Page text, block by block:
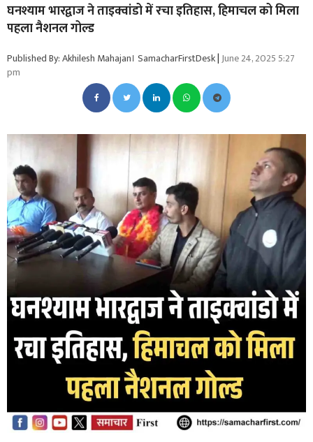
घनश्याम भारद्वाज ने ताइक्वांडो में रचा इतिहास, हिमाचल को मिला
पहला नैशनल गोल्ड
Published By: Akhilesh Mahajan। SamacharFirstDesk|June 24, 2025 5:27
pm